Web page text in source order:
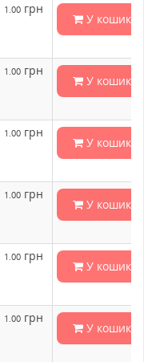
1.00 грн
У кошик
1.00 грн
У кошик
1.00 грн
У кошик
1.00 грн
У кошик
1.00 грн
У кошик
1.00 грн
У кошик